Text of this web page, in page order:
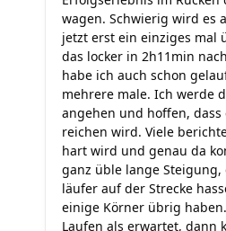
wagen. Schwierig wird es
jetzt erst ein einziges mal
das locker in 2h11min
habe ich auch schon
mehrere male. Ich werde
angehen und hoffen,
reichen wird. Viele
hart wird und genau da
ganz üble lange
läufer auf der Strecke
einige Körner übrig
Laufen als erwartet, dann